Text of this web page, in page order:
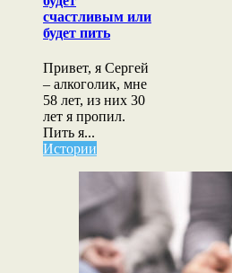
счастливым
пить
счастливым или
будет пить
Привет, я Сергей
– алкоголик, мне
58 лет, из них 30
лет я пропил.
Пить я...
Истории